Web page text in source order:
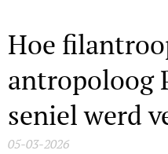
Hoe
antropoloog
seniel werd
05-03-2026